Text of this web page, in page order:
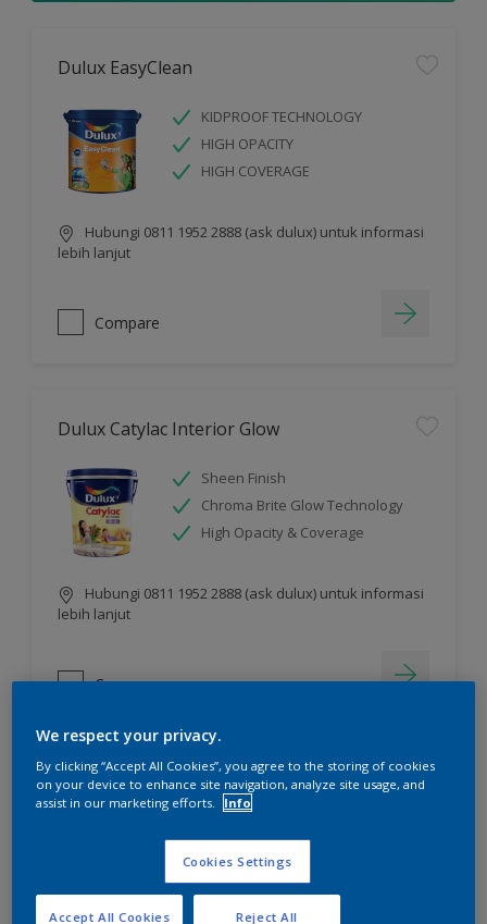
Dulux EasyClean
KIDPROOF TECHNOLOGY
HIGH OPACITY
HIGH COVERAGE
Hubungi 0811 1952 2888 (ask dulux) untuk informasi
lebih lanjut
Compare
Dulux Catylac Interior Glow
Sheen Finish
Chroma Brite Glow Technology
High Opacity & Coverage
Hubungi 0811 1952 2888 (ask dulux) untuk informasi
lebih lanjut
Compare
We respect your privacy.
By clicking “Accept All Cookies”, you agree to the storing of cookies
on your device to enhance site navigation, analyze site usage, and
assist in our marketing efforts.
Info
Cookies Settings
Reject All
Accept All Cookies